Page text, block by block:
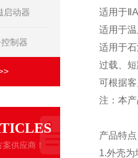
启动器
制器
供应商！
适用于
适用于
适用于
过载、
可根据
注：本
产品特
1.外壳